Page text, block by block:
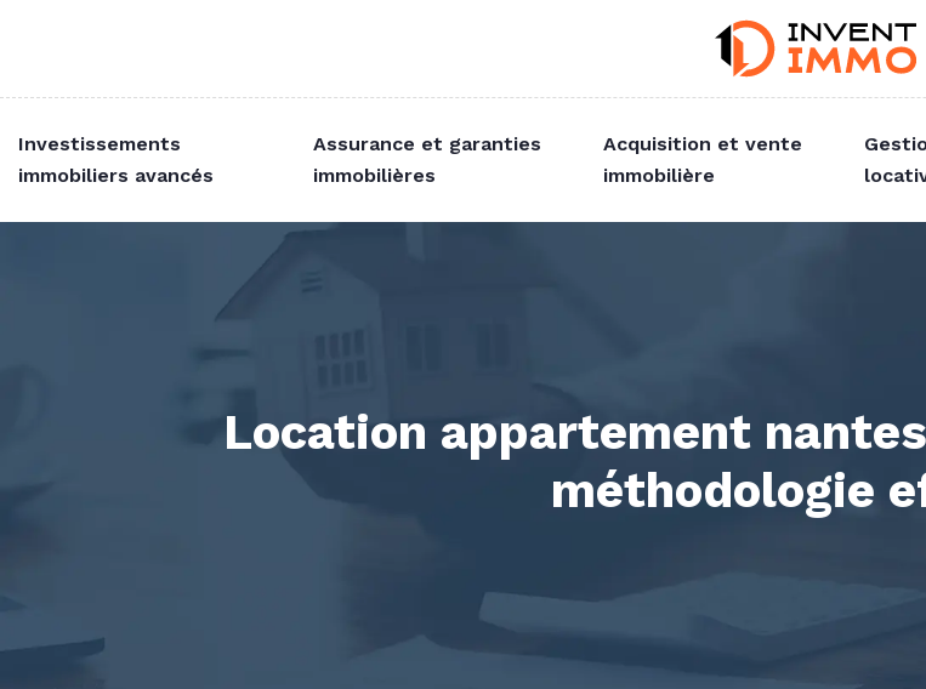
Investissements
immobiliers avancés
Assurance et garanties
immobilières
Acquisition et vente
immobilière
Location appartement
méthodologie